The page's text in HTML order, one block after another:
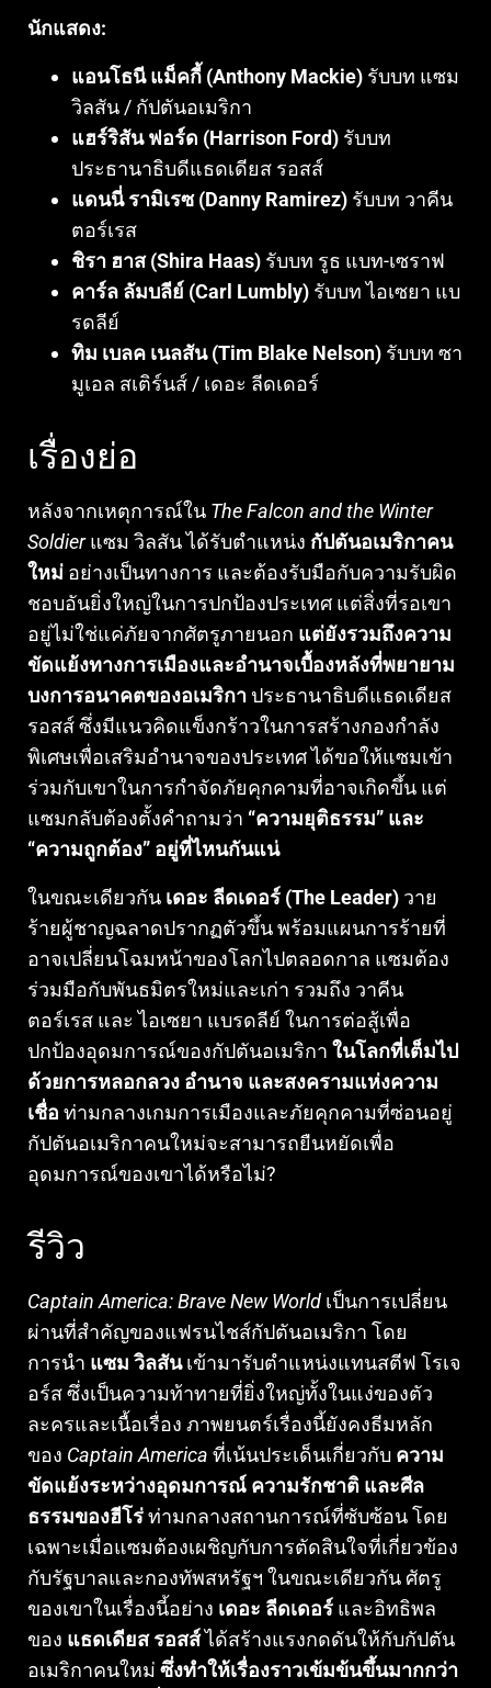
นักแสดง:
แอนโธนี แม็คกี้ (Anthony Mackie) รับบท แซม
วิลสัน / กัปตันอเมริกา
แฮร์ริสัน ฟอร์ด (Harrison Ford) รับบท
ประธานาธิบดีแธดเดียส รอสส์
แดนนี่ รามิเรซ (Danny Ramirez) รับบท วาคีน
ตอร์เรส
ชิรา ฮาส (Shira Haas) รับบท รูธ แบท-เซราฟ
คาร์ล ลัมบลีย์ (Carl Lumbly) รับบท ไอเซยา แบ
รดลีย์
ทิม เบลค เนลสัน (Tim Blake Nelson) รับบท ซา
มูเอล สเติร์นส์ / เดอะ ลีดเดอร์
เรื่องย่อ
หลังจากเหตุการณ์ใน The Falcon and the Winter
Soldierแซม วิลสัน ได้รับตำแหน่ง กัปตันอเมริกาคน
ใหม่ อย่างเป็นทางการ และต้องรับมือกับความรับผิด
ชอบอันยิ่งใหญ่ในการปกป้องประเทศ แต่สิ่งที่รอเขา
อยู่ไม่ใช่แค่ภัยจากศัตรูภายนอก แต่ยังรวมถึงความ
ขัดแย้งทางการเมืองและอำนาจเบื้องหลังที่พยายาม
บงการอนาคตของอเมริกา ประธานาธิบดีแธดเดียส
รอสส์ ซึ่งมีแนวคิดแข็งกร้าวในการสร้างกองกำลัง
พิเศษเพื่อเสริมอำนาจของประเทศ ได้ขอให้แซมเข้า
ร่วมกับเขาในการกำจัดภัยคุกคามที่อาจเกิดขึ้น แต่
แซมกลับต้องตั้งคำถามว่า “ความยุติธรรม” และ
“ความถูกต้อง” อยู่ที่ไหนกันแน่
ในขณะเดียวกัน เดอะ ลีดเดอร์ (The Leader) วาย
ร้ายผู้ชาญฉลาดปรากฏตัวขึ้น พร้อมแผนการร้ายที่
อาจเปลี่ยนโฉมหน้าของโลกไปตลอดกาล แซมต้อง
ร่วมมือกับพันธมิตรใหม่และเก่า รวมถึง วาคีน
ตอร์เรส และ ไอเซยา แบรดลีย์ ในการต่อสู้เพื่อ
ปกป้องอุดมการณ์ของกัปตันอเมริกา ในโลกที่เต็มไป
ด้วยการหลอกลวง อำนาจ และสงครามแห่งความ
เชื่อ ท่ามกลางเกมการเมืองและภัยคุกคามที่ซ่อนอยู่
กัปตันอเมริกาคนใหม่จะสามารถยืนหยัดเพื่อ
อุดมการณ์ของเขาได้หรือไม่?
รีวิว
Captain America: Brave New World เป็นการเปลี่ยน
ผ่านที่สำคัญของแฟรนไชส์กัปตันอเมริกา โดย
การนำ แซม วิลสันเข้ามารับตำแหน่งแทนสตีฟ โรเจ
อร์ส ซึ่งเป็นความท้าทายที่ยิ่งใหญ่ทั้งในแง่ของตัว
ละครและเนื้อเรื่อง ภาพยนตร์เรื่องนี้ยังคงธีมหลัก
ของ Captain America ที่เน้นประเด็นเกี่ยวกับ ความ
ขัดแย้งระหว่างอุดมการณ์ ความรักชาติ และศีล
ธรรมของฮีโร่ท่ามกลางสถานการณ์ที่ซับซ้อน โดย
เฉพาะเมื่อแซมต้องเผชิญกับการตัดสินใจที่เกี่ยวข้อง
กับรัฐบาลและกองทัพสหรัฐฯ ในขณะเดียวกัน ศัตรู
ของเขาในเรื่องนี้อย่าง เดอะ ลีดเดอร์ และอิทธิพล
ของ แธดเดียส รอสส์ได้สร้างแรงกดดันให้กับกัปตัน
อเมริกาคนใหม่ ซึ่งทำให้เรื่องราวเข้มข้นขึ้นมากกว่า